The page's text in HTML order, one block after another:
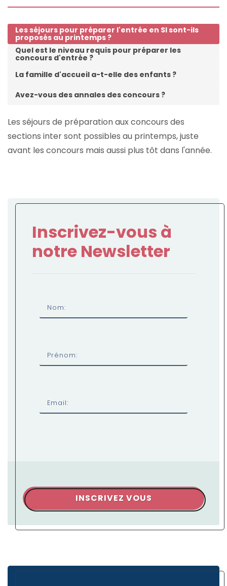
Les séjours pour préparer l'entrée en SI sont-ils
proposés au printemps ?
Quel est le niveau requis pour préparer les
concours d'entrée ?
La famille d'accueil a-t-elle des enfants ?
Avez-vous des annales des concours ?
Les séjours de préparation aux concours des
sections inter sont possibles au printemps, juste
avant les concours mais aussi plus tôt dans l'année.
Inscrivez-vous à
notre Newsletter
Nom:
Prénom:
Email:
INSCRIVEZ VOUS